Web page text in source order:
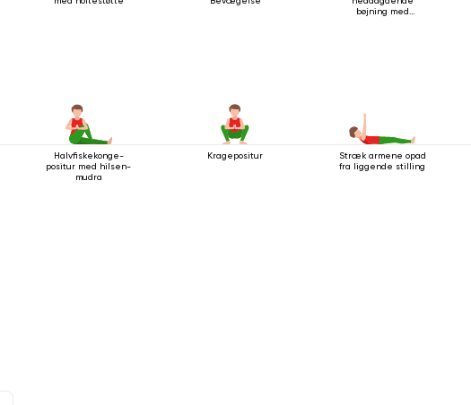
bøjning med
Halvfiskekonge-
positur med hilsen-
mudra
Kragepositur
Stræk armene opad
fra liggende stilling